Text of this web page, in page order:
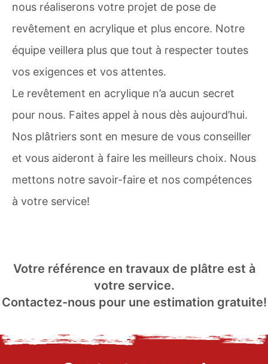
nous réaliserons votre projet de pose de
revêtement en acrylique et plus encore. Notre
équipe veillera plus que tout à respecter toutes
vos exigences et vos attentes.
Le revêtement en acrylique n’a aucun secret
pour nous. Faites appel à nous dès aujourd’hui.
Nos plâtriers sont en mesure de vous conseiller
et vous aideront à faire les meilleurs choix. Nous
mettons notre savoir-faire et nos compétences
à votre service!
Votre référence en travaux de plâtre est à
votre service.
Contactez-nous pour une estimation gratuite!